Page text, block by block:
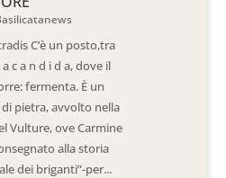
C’è un posto,tra
c a n d i d a, dove il
fermenta. È un
di pietra, avvolto nella
Vulture, ove Carmine
alla storia
dei briganti”-per...